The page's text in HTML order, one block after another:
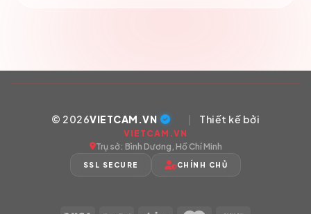
© 2026VIETCAM.VN | Thiết kế bởi
VIETCAM.VN
Trụ sở: Bình Dương, Hồ Chí Minh
SSL SECURE CHÍNH CHỦ